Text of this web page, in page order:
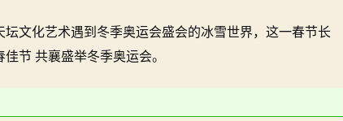
文化艺术遇到冬季奥运会盛会的冰雪世界，这一春节长
节 共襄盛举冬季奥运会。